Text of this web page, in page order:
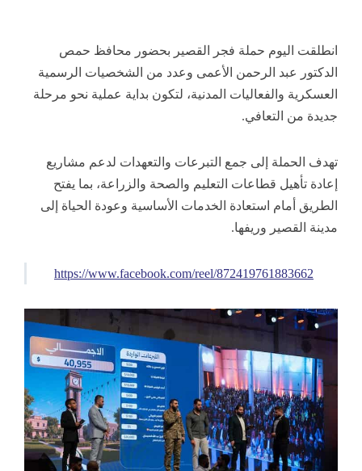
انطلقت اليوم حملة فجر القصير بحضور محافظ حمص
الدكتور عبد الرحمن الأعمى وعدد من الشخصيات الرسمية
العسكرية والفعاليات المدنية، لتكون بداية عملية نحو مرحلة
جديدة من التعافي.
تهدف الحملة إلى جمع التبرعات والتعهدات لدعم مشاريع
إعادة تأهيل قطاعات التعليم والصحة والزراعة، بما يفتح
الطريق أمام استعادة الخدمات الأساسية وعودة الحياة إلى
مدينة القصير وريفها.
https://www.facebook.com/reel/872419761883662